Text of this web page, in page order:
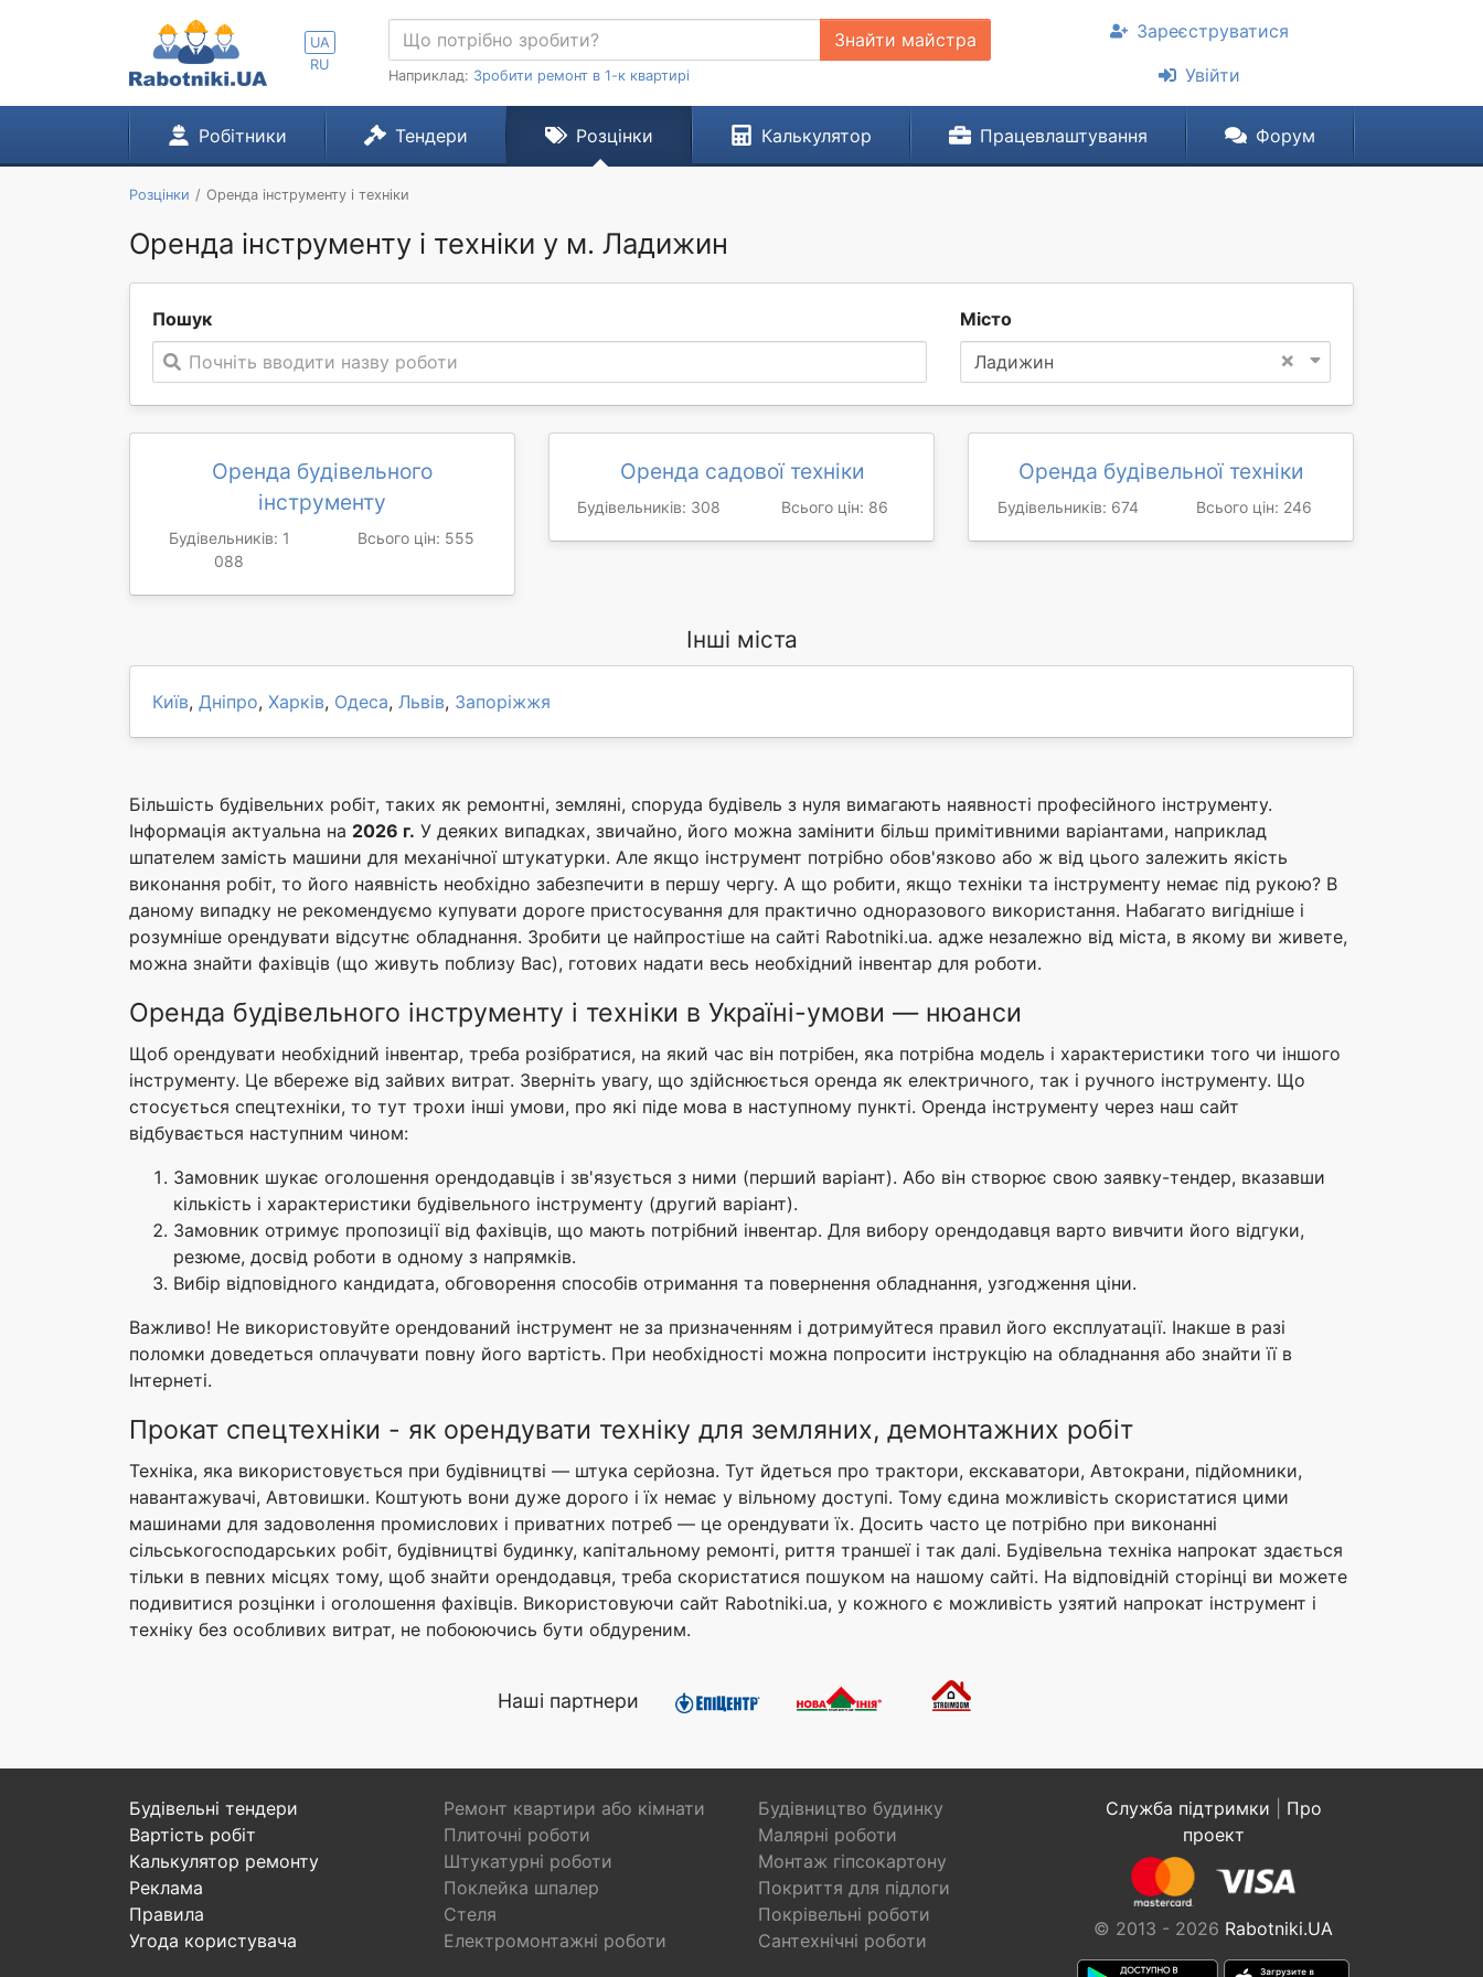
UA
RU
Знайти майстра
Наприклад: Зробити ремонт в 1-к квартирі
Зареєструватися
Увійти
Робітники Тендери Розцінки Калькулятор Працевлаштування Форум
Розцінки Оренда інструменту і техніки
Оренда інструменту і техніки у м. Ладижин
Пошук
Почніть вводити назву роботи
Місто
×
Ладижин
Оренда будівельного
інструменту
Будівельників: 1
088
Всього цін: 555
Оренда садової техніки
Будівельників: 308 Всього цін: 86
Оренда будівельної техніки
Будівельників: 674 Всього цін: 246
Інші міста
Київ, Дніпро, Харків, Одеса, Львів, Запоріжжя
Більшість будівельних робіт, таких як ремонтні, земляні, споруда будівель з нуля вимагають наявності професійного інструменту.
Інформація актуальна на 2026 г. У деяких випадках, звичайно, його можна замінити більш примітивними варіантами, наприклад
шпателем замість машини для механічної штукатурки. Але якщо інструмент потрібно обов'язково або ж від цього залежить якість
виконання робіт, то його наявність необхідно забезпечити в першу чергу. А що робити, якщо техніки та інструменту немає під рукою? В
даному випадку не рекомендуємо купувати дороге пристосування для практично одноразового використання. Набагато вигідніше і
розумніше орендувати відсутнє обладнання. Зробити це найпростіше на сайті Rabotniki.ua. адже незалежно від міста, в якому ви живете,
можна знайти фахівців (що живуть поблизу Вас), готових надати весь необхідний інвентар для роботи.
Оренда будівельного інструменту і техніки в Україні-умови — нюанси
Щоб орендувати необхідний інвентар, треба розібратися, на який час він потрібен, яка потрібна модель і характеристики того чи іншого
інструменту. Це вбереже від зайвих витрат. Зверніть увагу, що здійснюється оренда як електричного, так і ручного інструменту. Що
стосується спецтехніки, то тут трохи інші умови, про які піде мова в наступному пункті. Оренда інструменту через наш сайт
відбувається наступним чином:
Замовник шукає оголошення орендодавців і зв'язується з ними (перший варіант). Або він створює свою заявку-тендер, вказавши
кількість і характеристики будівельного інструменту (другий варіант).
Замовник отримує пропозиції від фахівців, що мають потрібний інвентар. Для вибору орендодавця варто вивчити його відгуки,
резюме, досвід роботи в одному з напрямків.
Вибір відповідного кандидата, обговорення способів отримання та повернення обладнання, узгодження ціни.
Важливо! Не використовуйте орендований інструмент не за призначенням і дотримуйтеся правил його експлуатації. Інакше в разі
поломки доведеться оплачувати повну його вартість. При необхідності можна попросити інструкцію на обладнання або знайти її в
Інтернеті.
Прокат спецтехніки - як орендувати техніку для земляних, демонтажних робіт
Техніка, яка використовується при будівництві — штука серйозна. Тут йдеться про трактори, екскаватори, Автокрани, підйомники,
навантажувачі, Автовишки. Коштують вони дуже дорого і їх немає у вільному доступі. Тому єдина можливість скористатися цими
машинами для задоволення промислових і приватних потреб — це орендувати їх. Досить часто це потрібно при виконанні
сільськогосподарських робіт, будівництві будинку, капітальному ремонті, риття траншеї і так далі. Будівельна техніка напрокат здається
тільки в певних місцях тому, щоб знайти орендодавця, треба скористатися пошуком на нашому сайті. На відповідній сторінці ви можете
подивитися розцінки і оголошення фахівців. Використовуючи сайт Rabotniki.ua, у кожного є можливість узятий напрокат інструмент і
техніку без особливих витрат, не побоюючись бути обдуреним.
Наші партнери
Будівельні тендери
Вартість робіт
Калькулятор ремонту
Реклама
Правила
Угода користувача
Ремонт квартири або кімнати
Будівництво будинку
Плиточні роботи
Малярні роботи
Штукатурні роботи
Монтаж гіпсокартону
Поклейка шпалер
Покриття для підлоги
Стеля
Покрівельні роботи
Електромонтажні роботи
Сантехнічні роботи
Служба підтримки
Про
проект
© 2013 - 2026 Rabotniki.UA